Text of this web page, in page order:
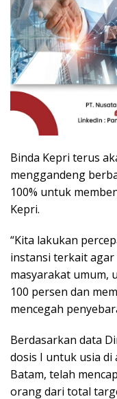
Binda Kepri terus
menggandeng
100% untuk
Kepri.
“Kita lakukan
instansi terkait
masyarakat umum,
100 persen dan
mencegah
Berdasarkan data
dosis I untuk usia di
Batam, telah
orang dari total